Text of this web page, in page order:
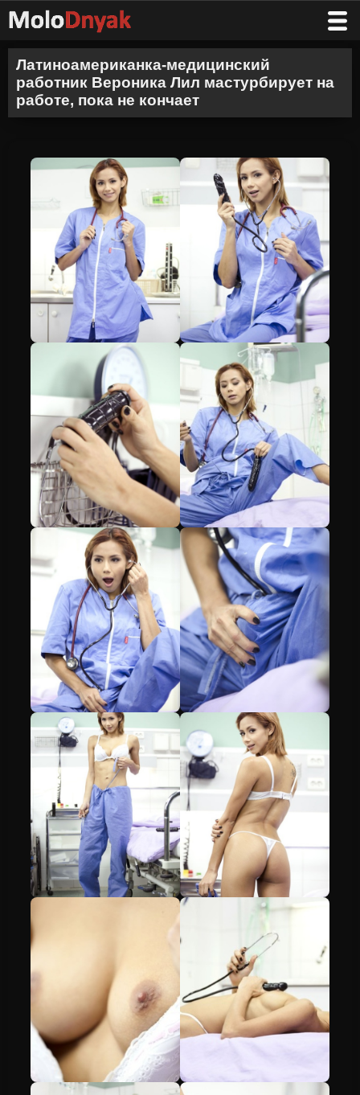
Латиноамериканка-медицинский
работник Вероника Лил мастурбирует на
работе, пока не кончает